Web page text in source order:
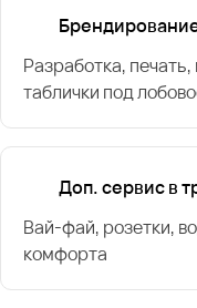
Разработка,
таблички под
Доп. сервис в
Вай-фай, розетки,
комфорта